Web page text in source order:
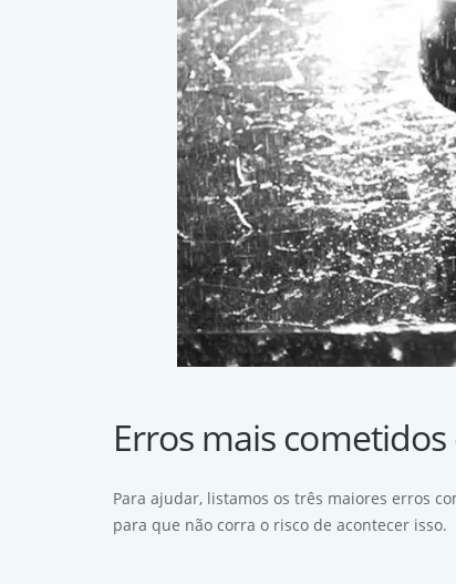
Erros mais
Para ajudar, listamos os três maiores erros
para que não corra o risco de acontecer isso.